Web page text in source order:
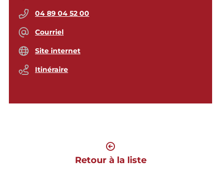
04 89 04 52 00
Courriel
Site internet
Itinéraire
Retour à la liste